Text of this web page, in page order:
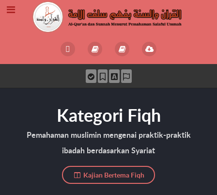
Kategori Fiqh
Pemahaman muslimin mengenai praktik-praktik
ibadah berdasarkan Syariat
Kajian Bertema Fiqh